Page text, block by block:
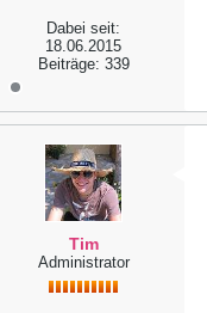
Dabei seit:
18.06.2015
Beiträge: 339
Tim
Administrator